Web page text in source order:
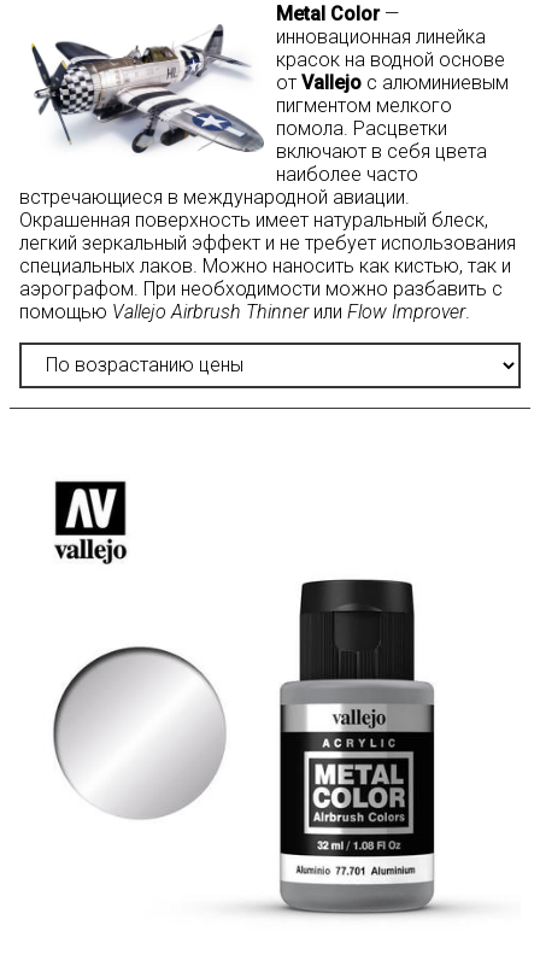
Metal Color —
инновационная линейка
красок на водной основе
от Vallejo с алюминиевым
пигментом мелкого
помола. Расцветки
включают в себя цвета
наиболее часто
встречающиеся в международной авиации.
Окрашенная поверхность имеет натуральный блеск,
легкий зеркальный эффект и не требует использования
специальных лаков. Можно наносить как кистью, так и
аэрографом. При необходимости можно разбавить с
помощью Vallejo Airbrush Thinnerили Flow Improver.